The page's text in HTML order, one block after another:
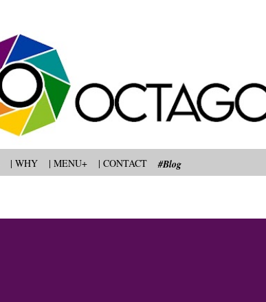
| WHY | MENU+ | CONTACT #Blog